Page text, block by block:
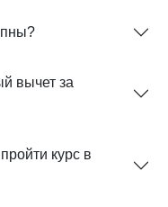
вычет за
курс в